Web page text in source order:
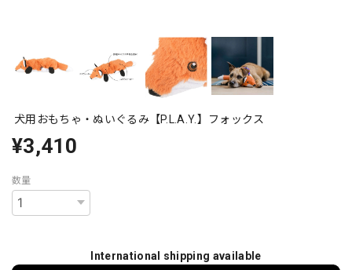
犬用おもちゃ・ぬいぐるみ【P.L.A.Y.】フォックス
¥3,410
数量
International shipping available